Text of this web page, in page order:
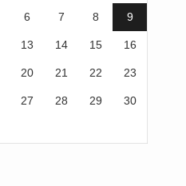
6 7 8 9
13 14 15 16
20 21 22 23
27 28 29 30